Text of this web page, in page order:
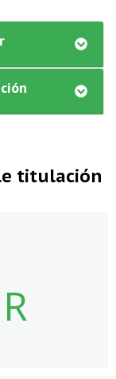
titulación